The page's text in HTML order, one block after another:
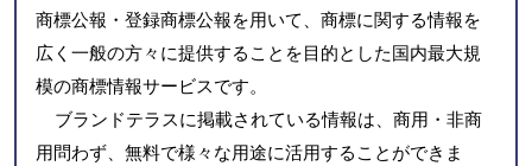
商標公報・登録商標公報を用いて、商標に関する情報を
広く一般の方々に提供することを目的とした国内最大規
模の商標情報サービスです。
ブランドテラスに掲載されている情報は、商用・非商
用問わず、無料で様々な用途に活用することができま